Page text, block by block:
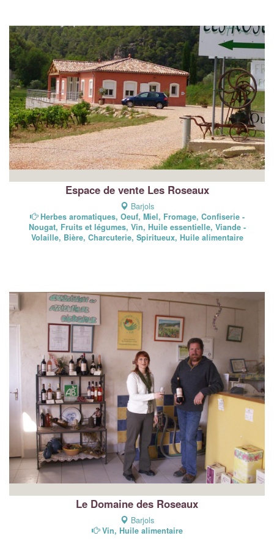
Espace de vente Les Roseaux
Barjols
Herbes aromatiques, Oeuf, Miel, Fromage, Confiserie -
Nougat, Fruits et légumes, Vin, Huile essentielle, Viande -
Volaille, Bière, Charcuterie, Spiritueux, Huile alimentaire
Le Domaine des Roseaux
Barjols
Vin, Huile alimentaire